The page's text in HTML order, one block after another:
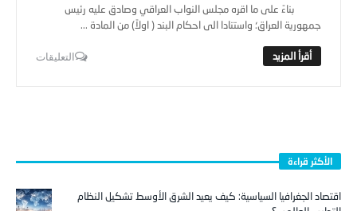
بناءً على ما اقره مجلس النواب العراقي وصادق عليه رئيس
جمهورية العراق؛ واستنادا الى احكام البند ( اولاً) من المادة ...
التعليقات
الأكثر قراءة
اقتصاد الجغرافيا السياسية: كيف يعيد الشرق الأوسط تشكيل النظام